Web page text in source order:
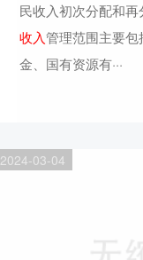
民收入初次分配和
收入管理范围主要
金、国有资源有···
2024-03-04